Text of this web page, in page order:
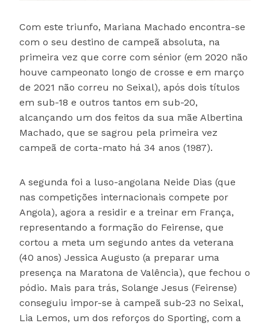
Com este triunfo, Mariana Machado encontra-se
com o seu destino de campeã absoluta, na
primeira vez que corre com sénior (em 2020 não
houve campeonato longo de crosse e em março
de 2021 não correu no Seixal), após dois títulos
em sub-18 e outros tantos em sub-20,
alcançando um dos feitos da sua mãe Albertina
Machado, que se sagrou pela primeira vez
campeã de corta-mato há 34 anos (1987).
A segunda foi a luso-angolana Neide Dias (que
nas competições internacionais compete por
Angola), agora a residir e a treinar em França,
representando a formação do Feirense, que
cortou a meta um segundo antes da veterana
(40 anos) Jessica Augusto (a preparar uma
presença na Maratona de Valência), que fechou o
pódio. Mais para trás, Solange Jesus (Feirense)
conseguiu impor-se à campeã sub-23 no Seixal,
Lia Lemos, um dos reforços do Sporting, com a